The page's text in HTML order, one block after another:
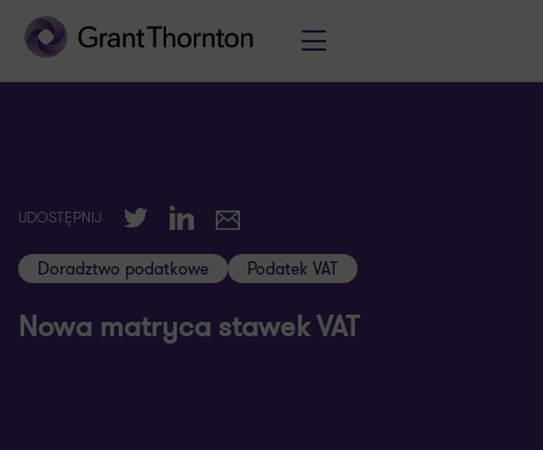
UDOSTĘPNIJ TwitterLinkedIn
E-mail
Doradztwo podatkowe Podatek VAT
Nowa matryca stawek VAT